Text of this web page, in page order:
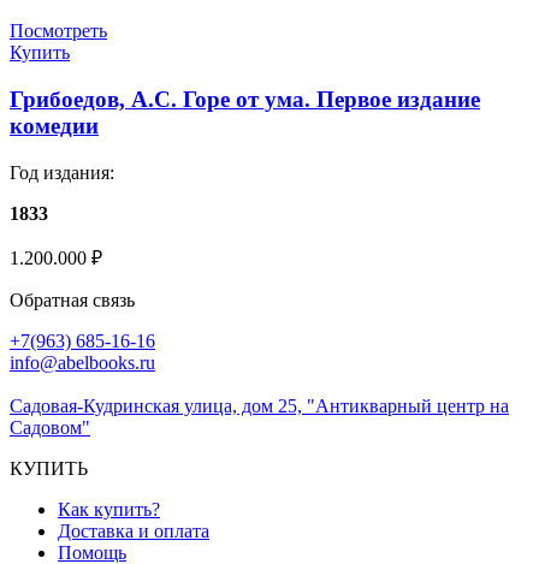
Посмотреть
Купить
Грибоедов, А.С. Горе от ума. Первое издание
комедии
Год издания:
1833
1.200.000 ₽
Обратная связь
+7(963) 685-16-16
info@abelbooks.ru
Садовая-Кудринская улица, дом 25, "Антикварный центр на
Садовом"
КУПИТЬ
Как купить?
Доставка и оплата
Помощь